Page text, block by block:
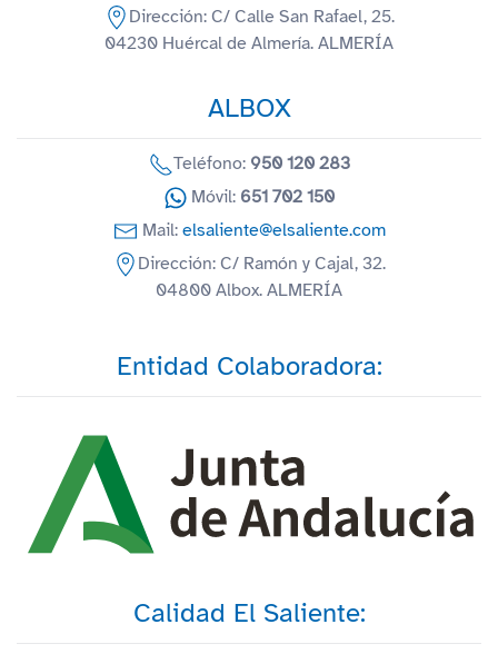
Dirección: C/ Calle San Rafael, 25.
04230 Huércal de Almería. ALMERÍA
ALBOX
Teléfono: 950 120 283
Móvil: 651 702 150
Mail: elsaliente@elsaliente.com
Dirección: C/ Ramón y Cajal, 32.
04800 Albox. ALMERÍA
Entidad Colaboradora:
Calidad El Saliente: